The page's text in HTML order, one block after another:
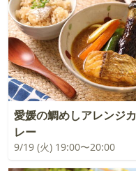
愛媛の鯛めしアレンジカ
レー
9/19 (火) 19:00〜20:00